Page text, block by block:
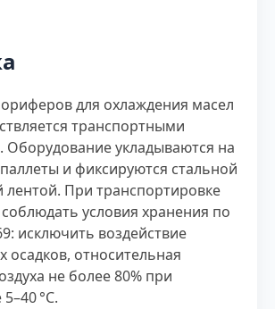
для охлаждения масел
транспортными
укладываются на
и фиксируются стальной
лентой. При транспортировке
условия хранения по
исключить воздействие
осадков, относительная
не более 80% при
°C.